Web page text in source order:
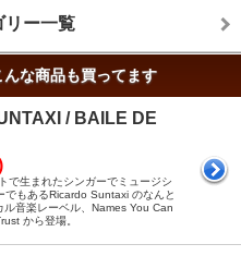
リー一覧
な商品も買ってます
/ BAILE DE
で生まれたシンガーでミュージシ
でもあるRicardo Suntaxi のなんと
ル音楽レーベル、Names You Can
から登場。